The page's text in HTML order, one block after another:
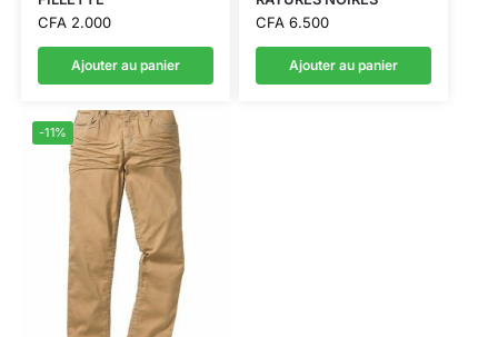
CFA2.000
Ajouter au panier
CFA6.500
Ajouter au panier
-11%